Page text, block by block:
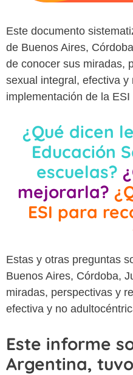
Este documento
de Buenos Aires,
de conocer sus miradas,
sexual integral, efectiva
implementación de la ESI
¿Qué dicen
Educación
escuelas?
mejorarla?
ESI para
Estas y otras preguntas
Buenos Aires, Córdoba,
miradas, perspectivas y
efectiva y no
Este informe
Argentina,